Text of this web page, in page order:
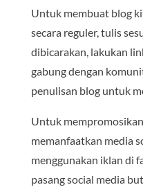
Untuk membuat blog
secara reguler, tulis
dibicarakan, lakukan
gabung dengan
penulisan blog untuk
Untuk
memanfaatkan media
menggunakan iklan di
pasang social media